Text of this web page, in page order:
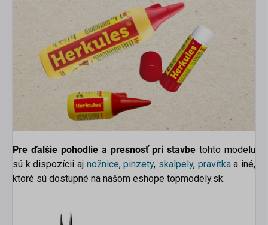
Pre ďalšie pohodlie a presnosť pri stavbe tohto modelu
sú k dispozícii aj nožnice,pinzety, skalpely, pravítkaa iné,
ktoré sú dostupné na našom eshope topmodely.sk.